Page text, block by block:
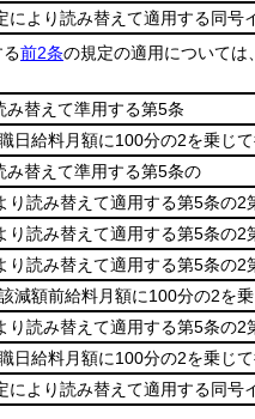
により読み替えて適用する同号
前2条の規定の適用については、
替えて準用する第5条
日給料月額に100分の2を乗じ
替えて準用する第5条の
り読み替えて適用する第5条の2
り読み替えて適用する第5条の2
り読み替えて適用する第5条の2
減額前給料月額に100分の2を
り読み替えて適用する第5条の2
日給料月額に100分の2を乗じ
により読み替えて適用する同号